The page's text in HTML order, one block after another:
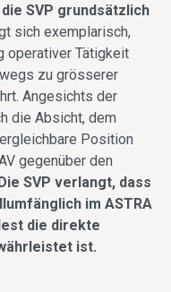
SVP grundsätzlich
sich exemplarisch,
operativer Tätigkeit
zu grösserer
Angesichts der
die Absicht, dem
Position
gegenüber den
SVP verlangt, dass
im ASTRA
die direkte
ist.